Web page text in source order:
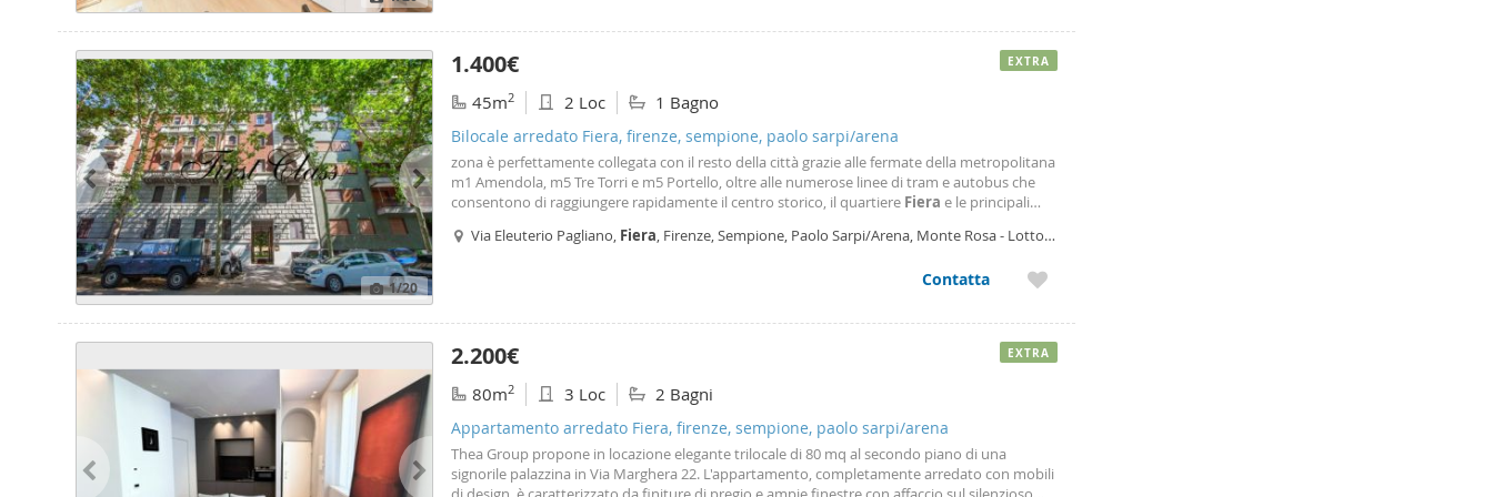
1/20
1.400€
45m2 2 Loc 1 Bagno
Bilocale arredato Fiera, firenze, sempione, paolo sarpi/arena
zona è perfettamente collegata con il resto della città grazie alle fermate della metropolitana
m1 Amendola, m5 Tre Torri e m5 Portello, oltre alle numerose linee di tram e autobus che
consentono di raggiungere rapidamente il centro storico, il quartiere Fiera e le principali
anche in auto.
Via Eleuterio Pagliano, Fiera, Firenze, Sempione, Paolo Sarpi/Arena, Monte Rosa - Lotto,
Contatta
EXTRA
2.200€
80m2 3 Loc 2 Bagni
Appartamento arredato Fiera, firenze, sempione, paolo sarpi/arena
Thea Group propone in locazione elegante trilocale di 80 mq al secondo piano di una
signorile palazzina in Via Marghera 22. L'appartamento, completamente arredato con mobili
EXTRA